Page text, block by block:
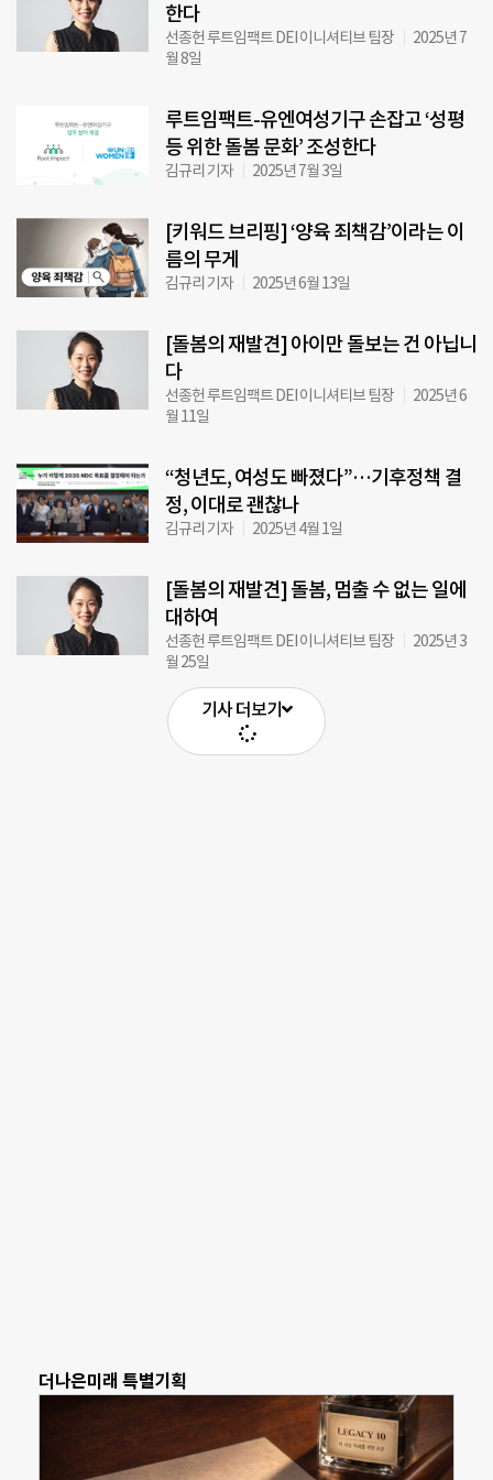
한다
선종헌 루트임팩트 DEI 이니셔티브 팀장
2025년 7
월 8일
루트임팩트-유엔여성기구 손잡고 ‘성평
등 위한 돌봄 문화’ 조성한다
김규리 기자 2025년 7월 3일
[키워드 브리핑] ‘양육 죄책감’이라는 이
름의 무게
김규리 기자 2025년 6월 13일
[돌봄의 재발견] 아이만 돌보는 건 아닙니
다
선종헌 루트임팩트 DEI 이니셔티브 팀장
2025년 6
월 11일
“청년도, 여성도 빠졌다”…기후정책 결
정, 이대로 괜찮나
김규리 기자 2025년 4월 1일
[돌봄의 재발견] 돌봄, 멈출 수 없는 일에
대하여
선종헌 루트임팩트 DEI 이니셔티브 팀장
2025년 3
월 25일
기사 더보기
더나은미래 특별기획